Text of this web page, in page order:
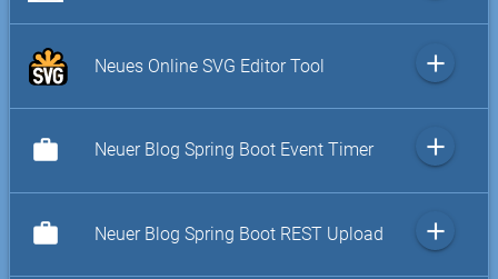
Neues Online SVG Editor Tool add
work Neuer Blog Spring Boot Event Timer add
work Neuer Blog Spring Boot REST Upload add